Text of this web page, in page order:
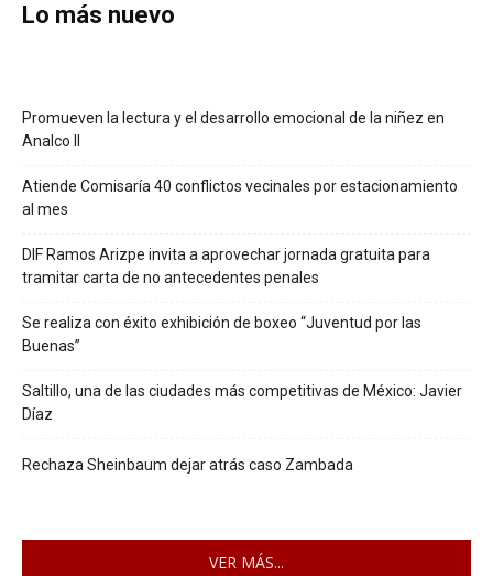
Lo más nuevo
Promueven la lectura y el desarrollo emocional de la niñez en
Analco II
Atiende Comisaría 40 conflictos vecinales por estacionamiento
al mes
DIF Ramos Arizpe invita a aprovechar jornada gratuita para
tramitar carta de no antecedentes penales
Se realiza con éxito exhibición de boxeo “Juventud por las
Buenas”
Saltillo, una de las ciudades más competitivas de México: Javier
Díaz
Rechaza Sheinbaum dejar atrás caso Zambada
VER MÁS...